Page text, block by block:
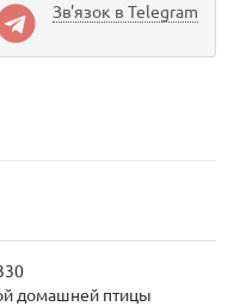
Зв'язок в Telegram
домашней птицы